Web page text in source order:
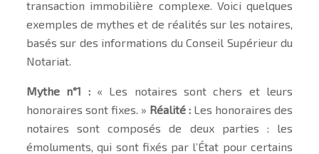
transaction immobilière complexe. Voici quelques
exemples de mythes et de réalités sur les notaires,
basés sur des informations du Conseil Supérieur du
Notariat.
Mythe n°1 : « Les notaires sont chers et leurs
honoraires sont fixes. » Réalité : Les honoraires des
notaires sont composés de deux parties : les
émoluments, qui sont fixés par l’État pour certains